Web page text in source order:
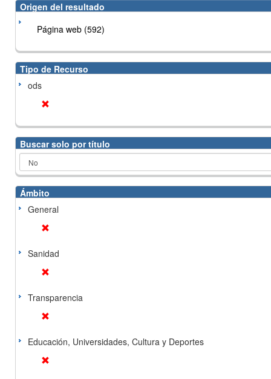
Origen del resultado
Página web (592)
Tipo de Recurso
ods
Buscar solo por título
Ámbito
General
Sanidad
Transparencia
Educación, Universidades, Cultura y Deportes